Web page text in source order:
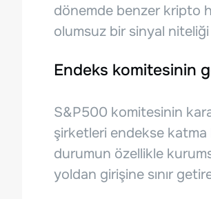
dönemde benzer kripto
olumsuz bir sinyal niteliği
Endeks komitesinin
S&P500 komitesinin
şirketleri endekse katma
durumun özellikle
yoldan girişine sınır